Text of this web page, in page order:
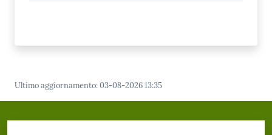
Ultimo aggiornamento:03-08-2026 13:35